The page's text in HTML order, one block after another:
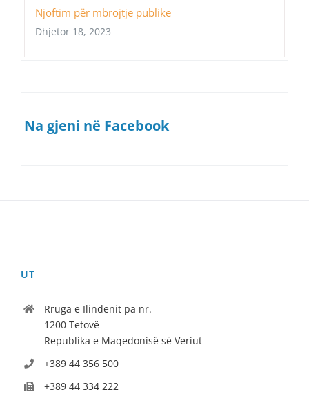
Njoftim për mbrojtje publike
Dhjetor 18, 2023
Na gjeni në Facebook
UT
Rruga e Ilindenit pa nr.
1200 Tetovë
Republika e Maqedonisë së Veriut
+389 44 356 500
+389 44 334 222